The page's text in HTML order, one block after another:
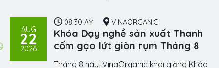
AUG
22
2026
08:30 AM VINAORGANIC
Khóa Dạy nghề sản xuất Thanh
cốm gạo lứt giòn rụm Tháng 8
Tháng 8 này, VinaOrganic khai giảng Khóa